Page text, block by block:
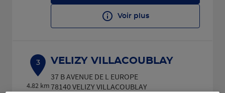
Voir plus
3
4.82 km
VELIZY VILLACOUBLAY
37 B AVENUE DE L EUROPE
78140 VELIZY VILLACOUBLAY